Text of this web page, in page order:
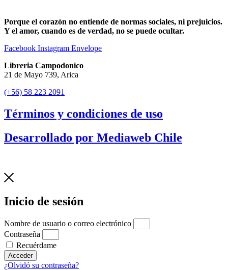
Porque el corazón no entiende de normas sociales, ni prejuicios.
Y el amor, cuando es de verdad, no se puede ocultar.
Facebook Instagram Envelope
Libreria Campodonico
21 de Mayo 739, Arica
(+56) 58 223 2091
Términos y condiciones de uso
Desarrollado por Mediaweb Chile
Inicio de sesión
Nombre de usuario o correo electrónico
Contraseña
Recuérdame
Acceder
¿Olvidó su contraseña?